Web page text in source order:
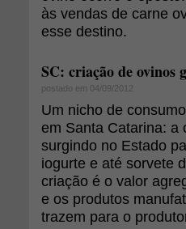
às vendas de carne
esse destino.
SC: criação de ovinos
postado em 04/09/2012
Um nicho de
em Santa Catarina: a
surgindo no Estado
iogurte e até sorvete
criação é o valor
e os produtos
trazem para o